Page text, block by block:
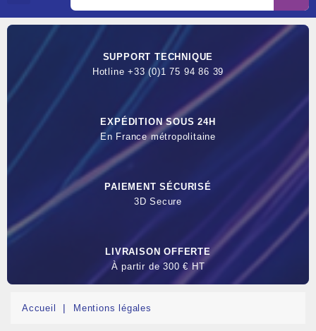
SUPPORT TECHNIQUE
Hotline +33 (0)1 75 94 86 39
EXPÉDITION SOUS 24H
En France métropolitaine
PAIEMENT SÉCURISÉ
3D Secure
LIVRAISON OFFERTE
À partir de 300 € HT
Accueil Mentions légales